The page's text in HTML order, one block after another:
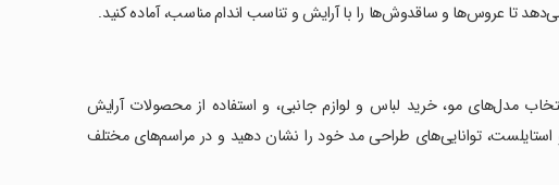
تا عروس‌ها و ساقدوش‌ها را با آرایش و تناسب اندام مناسب، آماده کنید.
مدل‌های مو، خرید لباس و لوازم جانبی، و استفاده از محصولات آرایش
استایلست، توانایی‌های طراحی مد خود را نشان دهید و در مراسم‌های مختلف